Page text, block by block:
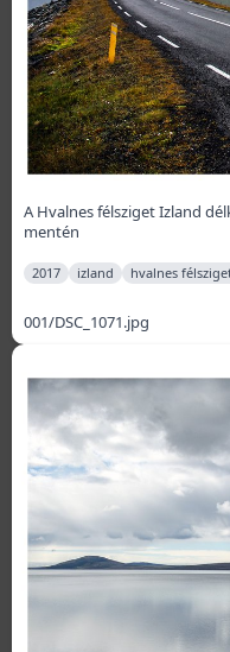
A Hvalnes félsziget Izland
mentén
2017 izland hvalnes
001/DSC_1071.jpg